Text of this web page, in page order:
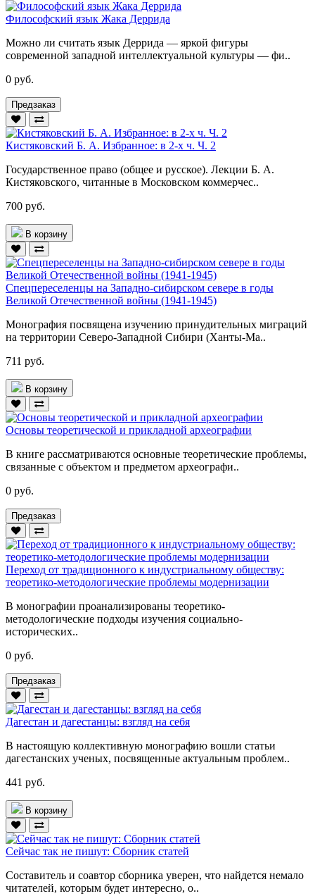
Философский язык Жака Деррида
Можно ли считать язык Деррида — яркой фигуры
современной западной интеллектуальной культуры — фи..
0 руб.
Предзаказ
Кистяковский Б. А. Избранное: в 2-х ч. Ч. 2
Государственное право (общее и русское). Лекции Б. А.
Кистяковского, читанные в Московском коммерчес..
700 руб.
В корзину
Спецпереселенцы на Западно-сибирском севере в годы
Великой Отечественной войны (1941-1945)
Монография посвящена изучению принудительных миграций
на территории Северо-Западной Сибири (Ханты-Ма..
711 руб.
В корзину
Основы теоретической и прикладной археографии
В книге рассматриваются основные теоретические проблемы,
связанные с объектом и предметом археографи..
0 руб.
Предзаказ
Переход от традиционного к индустриальному обществу:
теоретико-методологические проблемы модернизации
В монографии проанализированы теоретико-
методологические подходы изучения социально-
исторических..
0 руб.
Предзаказ
Дагестан и дагестанцы: взгляд на себя
В настоящую коллективную монографию вошли статьи
дагестанских ученых, посвященные актуальным проблем..
441 руб.
В корзину
Сейчас так не пишут: Сборник статей
Составитель и соавтор сборника уверен, что найдется немало
читателей, которым будет интересно, о..